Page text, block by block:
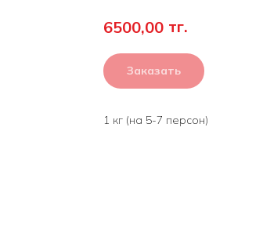
6500,00 тг.
Заказать
1 кг (на 5-7 персон)